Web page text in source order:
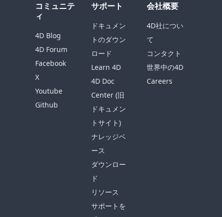
コミュニテ
ィ
4D Blog
4D Forum
Facebook
X
Youtube
Github
サポート
ドキュメン
トのダウン
ロード
Learn 4D
4D Doc
Center (旧
ドキュメン
トサイト)
ナレッジベ
ース
ダウンロー
ド
リソース
サポートを
会社概要
4D社につい
て
コンタクト
世界中の4D
Careers